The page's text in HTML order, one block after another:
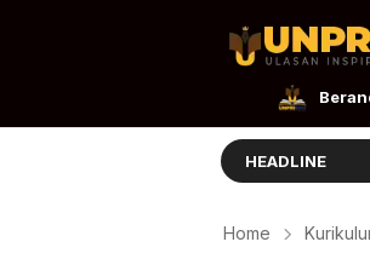
UnpriEdu
Ulasan Inspirasi
HEADLINE
Panduan Masuk STIS 2026
Home